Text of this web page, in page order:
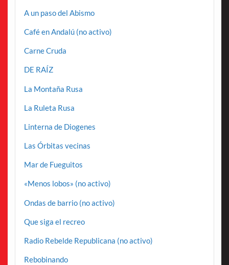
A un paso del Abismo
Café en Andalú (no activo)
Carne Cruda
DE RAÍZ
La Montaña Rusa
La Ruleta Rusa
Linterna de Diogenes
Las Órbitas vecinas
Mar de Fueguitos
«Menos lobos» (no activo)
Ondas de barrio (no activo)
Que siga el recreo
Radio Rebelde Republicana (no activo)
Rebobinando